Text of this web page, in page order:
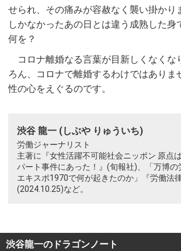
せられ、その痛みが容赦なく襲い掛かり
しかなかったあの日とは違う成熟した身
何を？
コロナ離婚なる言葉が目新しくなくな
ろん、コロナで離婚するわけではありま
性の心をえぐるのです。
渋谷 龍一 (しぶや りゅういち)
労働ジャーナリスト
主著に『女性活躍不可能社会ニッポン 原点
パート事件にあった！』(旬報社)、「万博
エキスポ1970で何が起きたのか」『労働法律
(2024.10.25)など。
渋谷龍一のドラゴンノート